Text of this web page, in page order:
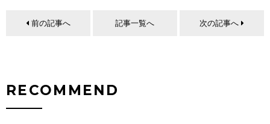
前の記事へ 記事一覧へ 次の記事へ
RECOMMEND